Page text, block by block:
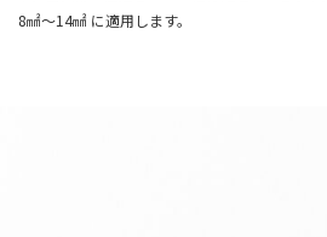
8㎟～14㎟ に適用します。